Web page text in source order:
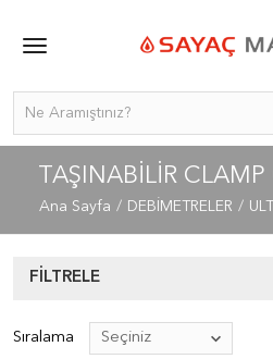
TAŞINABİLİR
Ana Sayfa DEBİMETRELER
FILTRELE
Sıralama